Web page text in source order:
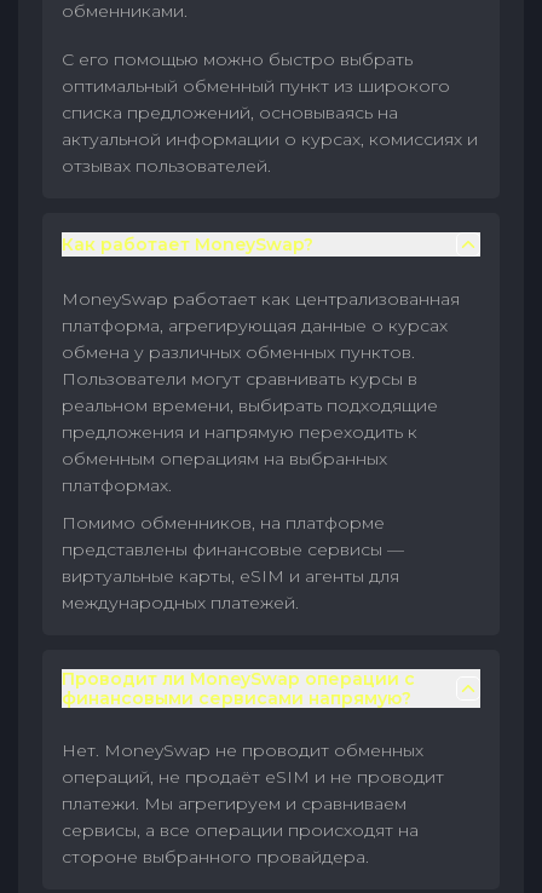
обменниками.
С его помощью можно быстро выбрать
оптимальный обменный пункт из широкого
списка предложений, основываясь на
актуальной информации о курсах, комиссиях и
отзывах пользователей.
Как работает MoneySwap?
MoneySwap работает как централизованная
платформа, агрегирующая данные о курсах
обмена у различных обменных пунктов.
Пользователи могут сравнивать курсы в
реальном времени, выбирать подходящие
предложения и напрямую переходить к
обменным операциям на выбранных
платформах.
Помимо обменников, на платформе
представлены финансовые сервисы —
виртуальные карты, eSIM и агенты для
международных платежей.
Проводит ли MoneySwap операции с
финансовыми сервисами напрямую?
Нет. MoneySwap не проводит обменных
операций, не продаёт eSIM и не проводит
платежи. Мы агрегируем и сравниваем
сервисы, а все операции происходят на
стороне выбранного провайдера.